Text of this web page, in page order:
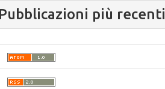
Pubblicazioni più recenti